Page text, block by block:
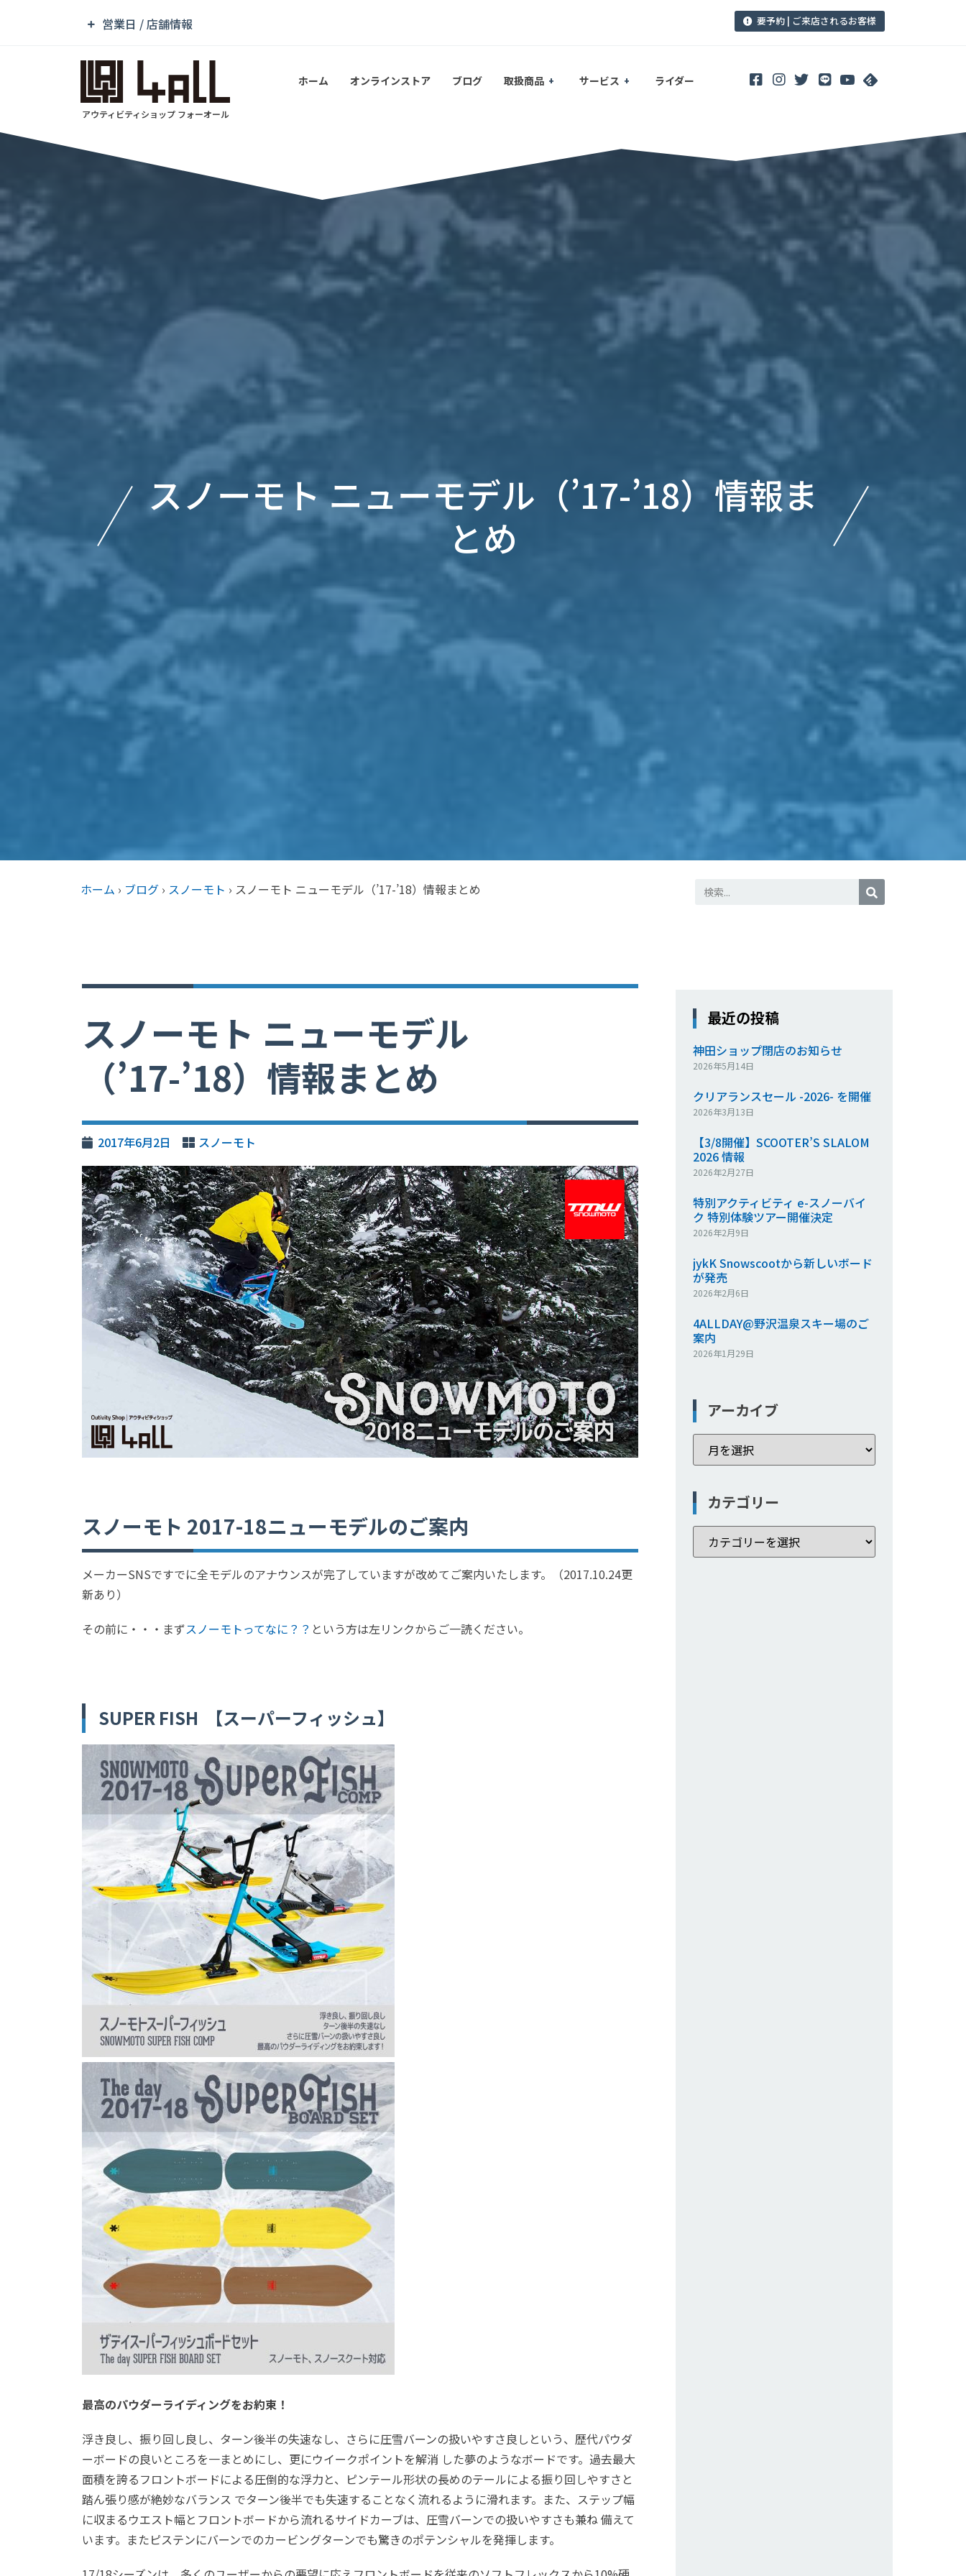
営業日 / 店舗情報 要予約 | ご来店されるお客様
アウティビティショップ フォーオール
ホーム オンラインストア ブログ 取扱商品 サービス ライダー
スノーモト ニューモデル（’17-’18）情報ま
とめ
ホーム › ブログ › スノーモト › スノーモト ニューモデル（’17-’18）情報まとめ
スノーモト ニューモデル
（’17-’18）情報まとめ
2017年6月2日 スノーモト
スノーモト 2017-18ニューモデルのご案内
メーカーSNSですでに全モデルのアナウンスが完了していますが改めてご案内いたします。（2017.10.24更
新あり）
その前に・・・まずスノーモトってなに？？ という方は左リンクからご一読ください。
SUPER FISH 【スーパーフィッシュ】
最高のパウダーライディングをお約束！
浮き良し、振り回し良し、ターン後半の失速なし、さらに圧雪バーンの扱いやすさ良しという、歴代パウダ
ーボードの良いところを一まとめにし、更にウイークポイントを解消 した夢のようなボードです。過去最大
面積を誇るフロントボードによる圧倒的な浮力と、ピンテール形状の長めのテールによる振り回しやすさと
踏ん張り感が絶妙なバランス でターン後半でも失速することなく流れるように滑れます。また、ステップ幅
に収まるウエスト幅とフロントボードから流れるサイドカーブは、圧雪バーンでの扱いやすさも兼ね 備えて
います。またピステンにバーンでのカービングターンでも驚きのポテンシャルを発揮します。
最近の投稿
神田ショップ閉店のお知らせ
2026年5月14日
クリアランスセール -2026- を開催
2026年3月13日
【3/8開催】SCOOTER’S SLALOM
2026 情報
2026年2月27日
特別アクティビティ e-スノーバイ
ク 特別体験ツアー開催決定
2026年2月9日
jykK Snowscootから新しいボード
が発売
2026年2月6日
4ALLDAY@野沢温泉スキー場のご
案内
2026年1月29日
アーカイブ
カテゴリー